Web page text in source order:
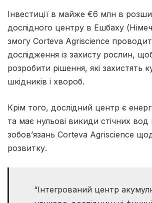
Інвестиції в майже €6 млн в
дослідного центру в Ешбаху
змогу Corteva Agriscience
дослідження із захисту рослин,
розробити рішення, які захистять
шкідників і хвороб.
Крім того, дослідний центр є
та має нульові викиди стічних вод
зобов’язань Corteva Agriscience
розвитку.
“Інтегрований центр